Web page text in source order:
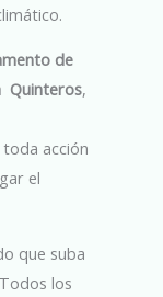
de
Quinteros,
toda acción
el
que suba
los